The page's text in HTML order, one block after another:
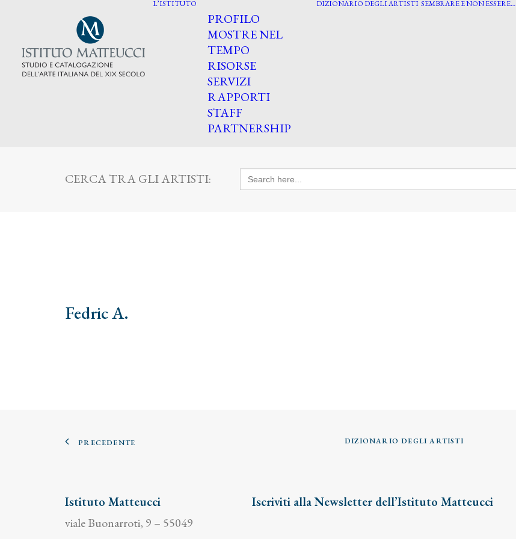
L’ISTITUTO
PROFILO
MOSTRE NEL
TEMPO
RISORSE
SERVIZI
RAPPORTI
STAFF
PARTNERSHIP
DIZIONARIO DEGLI ARTISTI SEMBRARE E NON ESSERE…
CERCA TRA GLI ARTISTI: Search
for:
Fedric A.
PRECEDENTE DIZIONARIO DEGLI ARTISTI
Istituto Matteucci
viale Buonarroti, 9 – 55049
Iscriviti alla Newsletter dell’Istituto Matteucci